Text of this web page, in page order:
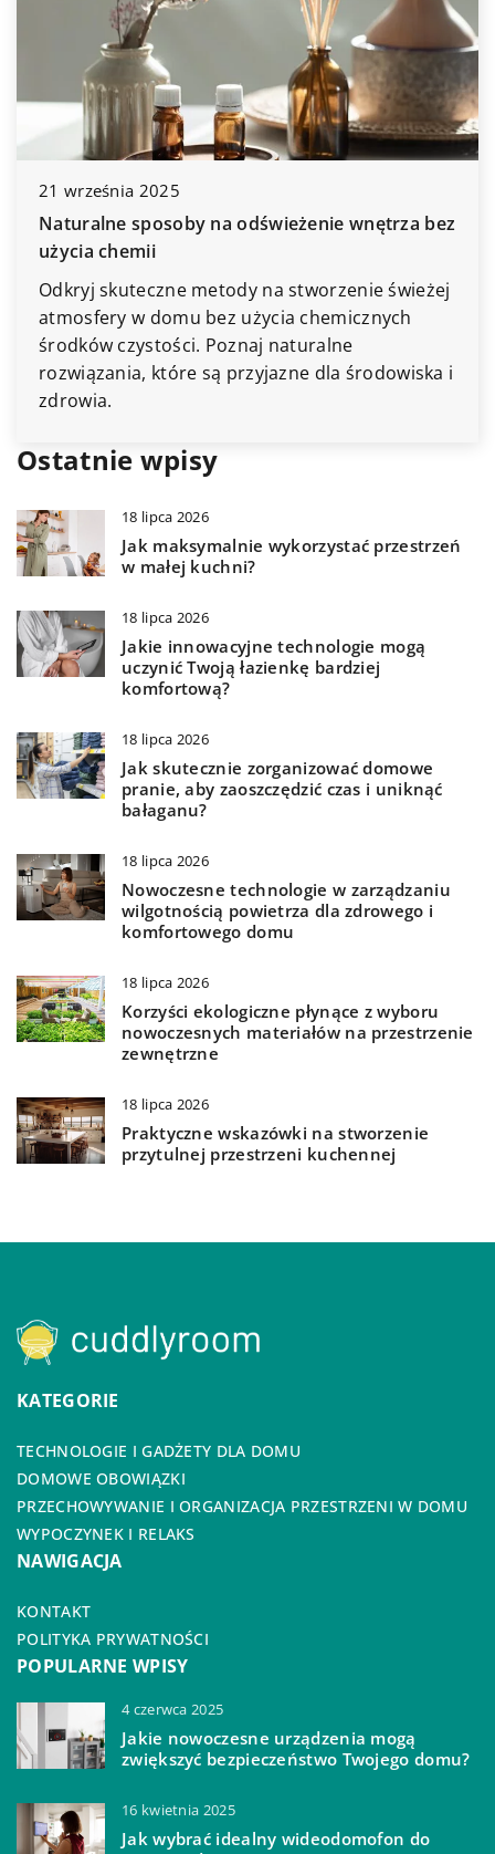
21 września 2025
Naturalne sposoby na odświeżenie wnętrza bez
użycia chemii
Odkryj skuteczne metody na stworzenie świeżej
atmosfery w domu bez użycia chemicznych
środków czystości. Poznaj naturalne
rozwiązania, które są przyjazne dla środowiska i
zdrowia.
Ostatnie wpisy
18 lipca 2026
Jak maksymalnie wykorzystać przestrzeń
w małej kuchni?
18 lipca 2026
Jakie innowacyjne technologie mogą
uczynić Twoją łazienkę bardziej
komfortową?
18 lipca 2026
Jak skutecznie zorganizować domowe
pranie, aby zaoszczędzić czas i uniknąć
bałaganu?
18 lipca 2026
Nowoczesne technologie w zarządzaniu
wilgotnością powietrza dla zdrowego i
komfortowego domu
18 lipca 2026
Korzyści ekologiczne płynące z wyboru
nowoczesnych materiałów na przestrzenie
zewnętrzne
18 lipca 2026
Praktyczne wskazówki na stworzenie
przytulnej przestrzeni kuchennej
KATEGORIE
TECHNOLOGIE I GADŻETY DLA DOMU
DOMOWE OBOWIĄZKI
PRZECHOWYWANIE I ORGANIZACJA PRZESTRZENI W DOMU
WYPOCZYNEK I RELAKS
NAWIGACJA
KONTAKT
POLITYKA PRYWATNOŚCI
POPULARNE WPISY
4 czerwca 2025
Jakie nowoczesne urządzenia mogą
zwiększyć bezpieczeństwo Twojego domu?
16 kwietnia 2025
Jak wybrać idealny wideodomofon do